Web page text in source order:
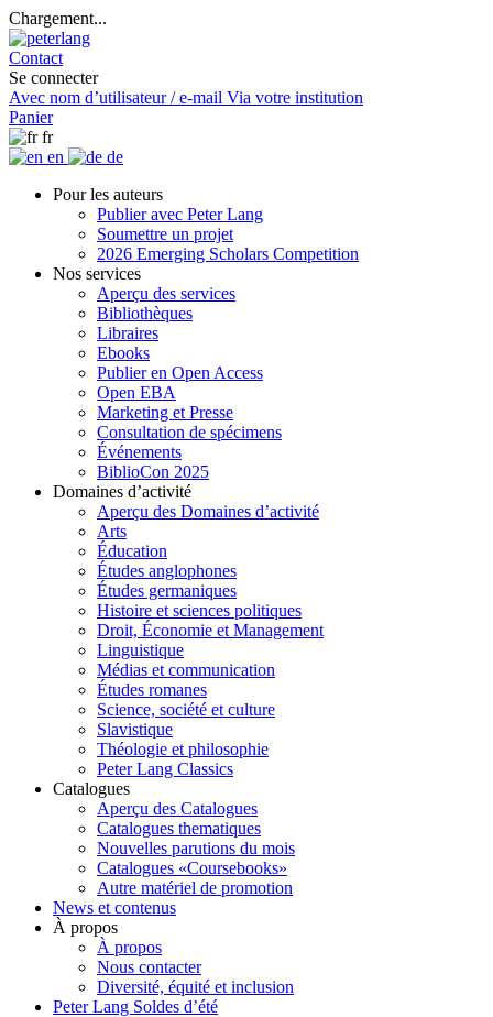
Chargement...
Contact
Se connecter
Avec nom d’utilisateur / e-mail Via votre institution
Panier
fr
en
de
Pour les auteurs
Publier avec Peter Lang
Soumettre un projet
2026 Emerging Scholars Competition
Nos services
Aperçu des services
Bibliothèques
Libraires
Ebooks
Publier en Open Access
Open EBA
Marketing et Presse
Consultation de spécimens
Événements
BiblioCon 2025
Domaines d’activité
Aperçu des Domaines d’activité
Arts
Éducation
Études anglophones
Études germaniques
Histoire et sciences politiques
Droit, Économie et Management
Linguistique
Médias et communication
Études romanes
Science, société et culture
Slavistique
Théologie et philosophie
Peter Lang Classics
Catalogues
Aperçu des Catalogues
Catalogues thematiques
Nouvelles parutions du mois
Catalogues «Coursebooks»
Autre matériel de promotion
News et contenus
À propos
À propos
Nous contacter
Diversité, équité et inclusion
Peter Lang Soldes d’été